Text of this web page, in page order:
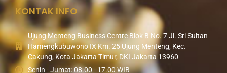
KONTAK INFO
Ujung Menteng Business Centre Blok B No. 7 Jl. Sri Sultan
Hamengkubuwono IX Km. 25 Ujung Menteng, Kec.
Cakung, Kota Jakarta Timur, DKI Jakarta 13960
Senin - Jumat: 08.00 - 17.00 WIB